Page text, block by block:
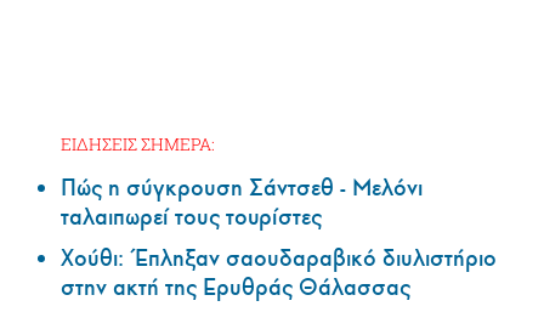
ΕΙΔΗΣΕΙΣ ΣΗΜΕΡΑ:
Πώς η σύγκρουση Σάντσεθ - Μελόνι
ταλαιπωρεί τους τουρίστες
Χούθι: Έπληξαν σαουδαραβικό διυλιστήριο
στην ακτή της Ερυθράς Θάλασσας